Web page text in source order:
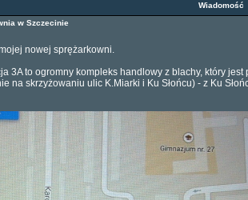
Wiadomość
w Szczecinie
nowej sprężarkowni.
3A to ogromny kompleks handlowy z blachy, który
na skrzyżowaniu ulic K.Miarki i Ku Słońcu) - z Ku